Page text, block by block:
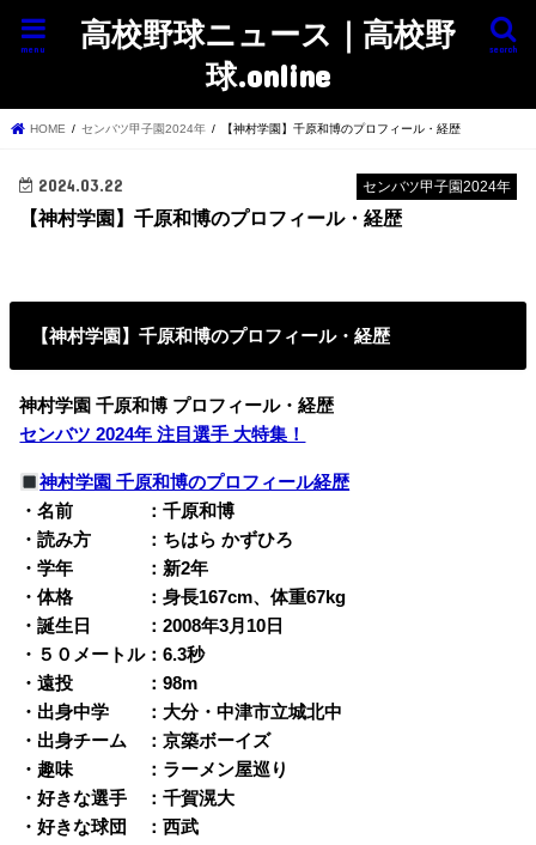
高校野球ニュース｜高校野
球.online
search
menu
HOME センバツ甲子園2024年 【神村学園】千原和博のプロフィール・経歴
センバツ甲子園2024年
2024.03.22
【神村学園】千原和博のプロフィール・経歴
【神村学園】千原和博のプロフィール・経歴
神村学園 千原和博 プロフィール・経歴
センバツ 2024年 注目選手 大特集！
神村学園 千原和博のプロフィール経歴
・名前 ：千原和博
・読み方 ：ちはら かずひろ
・学年 ：新2年
・体格 ：身長167cm、体重67kg
・誕生日 ：2008年3月10日
・５０メートル：6.3秒
・遠投 ：98m
・出身中学 ：大分・中津市立城北中
・出身チーム ：京築ボーイズ
・趣味 ：ラーメン屋巡り
・好きな選手 ：千賀滉大
・好きな球団 ：西武